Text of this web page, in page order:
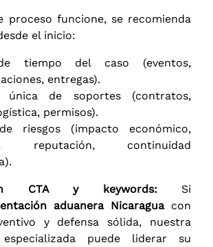
proceso funcione, se recomienda
el inicio:
tiempo del caso (eventos,
entregas).
única de soportes (contratos,
permisos).
riesgos (impacto económico,
reputación, continuidad
CTA y keywords: Si
aduanera Nicaraguacon
y defensa sólida, nuestra
puede liderar su